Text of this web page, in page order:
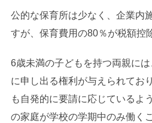
公的な保育所は少なく、企業内
すが、保育費用の80％が税額控
6歳未満の子どもを持つ両親に
に申し出る権利が与えられてお
も自発的に要請に応じているよ
の家庭が学校の学期中のみ働く